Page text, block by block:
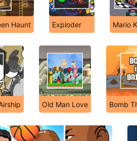
Haunt Exploder Mario
Old Man Love Bomb